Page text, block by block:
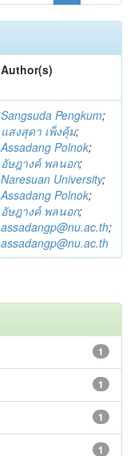
Author(s)
Sangsuda Pengkum;
แสงสุดา เพ็งคุ้ม;
Assadang Polnok;
อัษฎางค์ พลนอก;
Naresuan University;
Assadang Polnok;
อัษฎางค์ พลนอก;
assadangp@nu.ac.th;
assadangp@nu.ac.th
1
1
1
1